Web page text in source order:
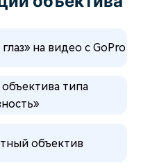
на видео с GoPro
типа
объектив